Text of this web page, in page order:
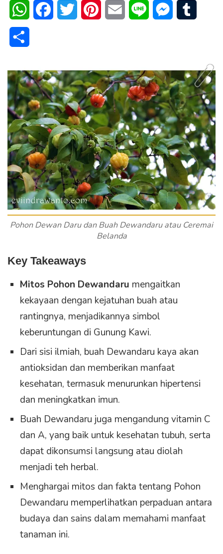
WhatsAppFacebookTwitter PinterestEmail Line Messenger
Pohon Dewan Daru dan Buah Dewandaru atau Ceremai
Belanda
Key Takeaways
Mitos Pohon Dewandaru mengaitkan
kekayaan dengan kejatuhan buah atau
rantingnya, menjadikannya simbol
keberuntungan di Gunung Kawi.
Dari sisi ilmiah, buah Dewandaru kaya akan
antioksidan dan memberikan manfaat
kesehatan, termasuk menurunkan hipertensi
dan meningkatkan imun.
Buah Dewandaru juga mengandung vitamin C
dan A, yang baik untuk kesehatan tubuh, serta
dapat dikonsumsi langsung atau diolah
menjadi teh herbal.
Menghargai mitos dan fakta tentang Pohon
Dewandaru memperlihatkan perpaduan antara
budaya dan sains dalam memahami manfaat
tanaman ini.